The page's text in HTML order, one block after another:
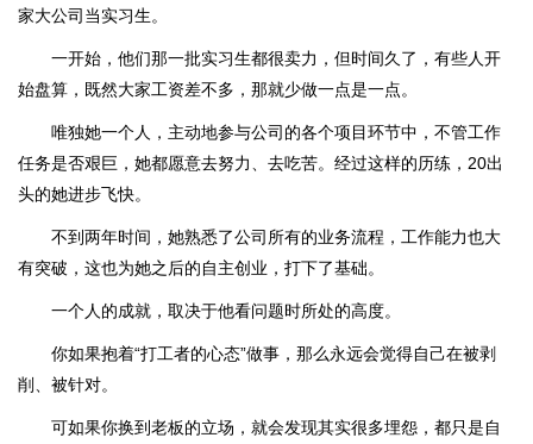
家大公司当实习生。
一开始，他们那一批实习生都很卖力，但时间久了，有些人开
始盘算，既然大家工资差不多，那就少做一点是一点。
唯独她一个人，主动地参与公司的各个项目环节中，不管工作
任务是否艰巨，她都愿意去努力、去吃苦。经过这样的历练，20出
头的她进步飞快。
不到两年时间，她熟悉了公司所有的业务流程，工作能力也大
有突破，这也为她之后的自主创业，打下了基础。
一个人的成就，取决于他看问题时所处的高度。
你如果抱着“打工者的心态”做事，那么永远会觉得自己在被剥
削、被针对。
可如果你换到老板的立场，就会发现其实很多埋怨，都只是自